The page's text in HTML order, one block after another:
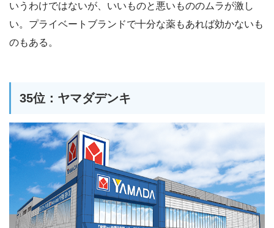
いうわけではないが、いいものと悪いもののムラが激し
い。プライベートブランドで十分な薬もあれば効かないも
のもある。
35位：ヤマダデンキ